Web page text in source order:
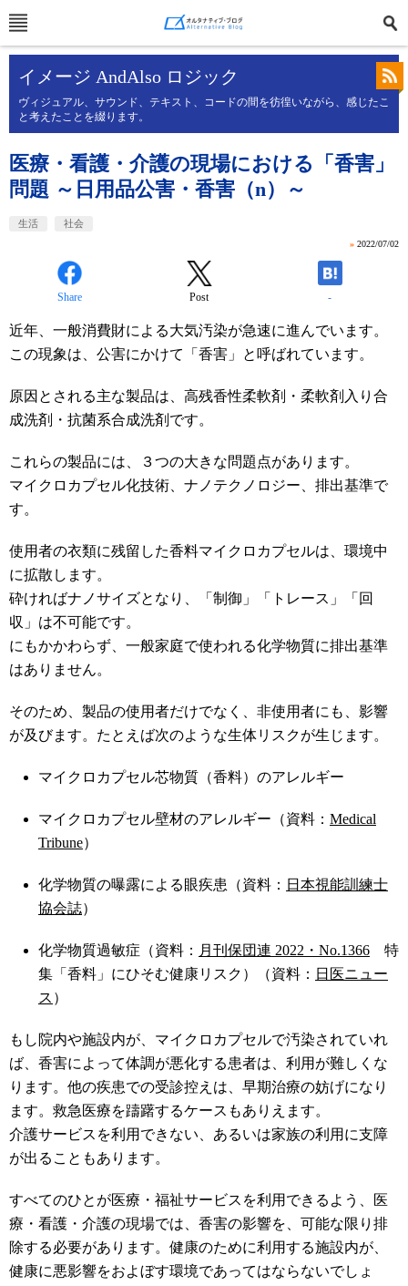
イメージ AndAlso ロジック
ヴィジュアル、サウンド、テキスト、コードの間を彷徨いながら、感じたこ
と考えたことを綴ります。
医療・看護・介護の現場における「香害」
問題 ～日用品公害・香害（n）～
生活 社会
» 2022/07/02
Share Post -
近年、一般消費財による大気汚染が急速に進んでいます。
この現象は、公害にかけて「香害」と呼ばれています。
原因とされる主な製品は、高残香性柔軟剤・柔軟剤入り合
成洗剤・抗菌系合成洗剤です。
これらの製品には、３つの大きな問題点があります。
マイクロカプセル化技術、ナノテクノロジー、排出基準で
す。
使用者の衣類に残留した香料マイクロカプセルは、環境中
に拡散します。
砕ければナノサイズとなり、「制御」「トレース」「回
収」は不可能です。
にもかかわらず、一般家庭で使われる化学物質に排出基準
はありません。
そのため、製品の使用者だけでなく、非使用者にも、影響
が及びます。たとえば次のような生体リスクが生じます。
マイクロカプセル芯物質（香料）のアレルギー
マイクロカプセル壁材のアレルギー（資料： Medical
Tribune）
化学物質の曝露による眼疾患（資料： 日本視能訓練士
協会誌）
化学物質過敏症（資料： 月刊保団連 2022・No.1366 特
集「香料」にひそむ健康リスク）（資料： 日医ニュー
ス ）
もし院内や施設内が、マイクロカプセルで汚染されていれ
ば、香害によって体調が悪化する患者は、利用が難しくな
ります。他の疾患での受診控えは、早期治療の妨げになり
ます。救急医療を躊躇するケースもありえます。
介護サービスを利用できない、あるいは家族の利用に支障
が出ることもあります。
すべてのひとが医療・福祉サービスを利用できるよう、医
療・看護・介護の現場では、香害の影響を、可能な限り排
除する必要があります。健康のために利用する施設内が、
健康に悪影響をおよぼす環境であってはならないでしょ